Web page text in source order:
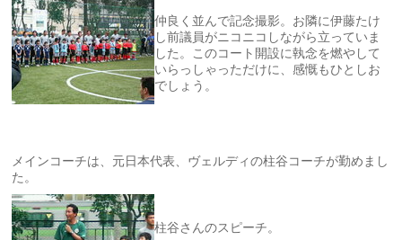
仲良く並んで記念撮影。お隣に伊藤たけ
し前議員がニコニコしながら立っていま
した。このコート開設に執念を燃やして
いらっしゃっただけに、感慨もひとしお
でしょう。
メインコーチは、元日本代表、ヴェルディの柱谷コーチが勤めまし
た。
柱谷さんのスピーチ。